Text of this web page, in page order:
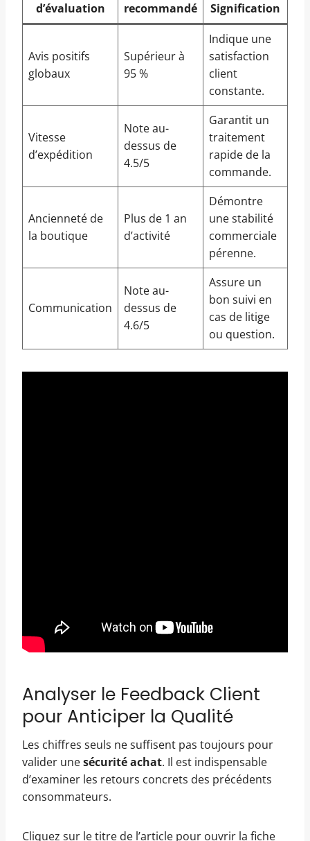
d’évaluation
recommandé
Signification
Avis positifs
globaux
Supérieur à
95 %
Indique une
satisfaction
client
constante.
Vitesse
d’expédition
Note au-
dessus de
4.5/5
Garantit un
traitement
rapide de la
commande.
Ancienneté de
la boutique
Plus de 1 an
d’activité
Démontre
une stabilité
commerciale
pérenne.
Communication
Note au-
dessus de
4.6/5
Assure un
bon suivi en
cas de litige
ou question.
Analyser le Feedback Client
pour Anticiper la Qualité
Les chiffres seuls ne suffisent pas toujours pour
valider unesécurité achat. Il est indispensable
d’examiner les retours concrets des précédents
consommateurs.
Cliquez sur le titre de l’article pour ouvrir la fiche